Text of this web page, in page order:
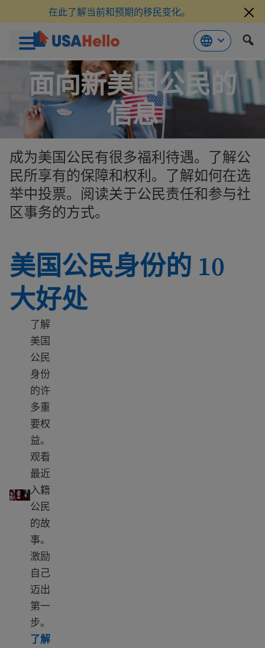
跳
在此了解当前和预期的移民变化。
面向新美国公民的
信息
成为美国公民有很多福利待遇。了解公
民所享有的保障和权利。了解如何在选
举中投票。阅读关于公民责任和参与社
区事务的方式。
美国公民身份的 10
大好处
美国公民身份的 10 大好处
了解
美国
公民
身份
的许
多重
要权
益。
观看
最近
入籍
公民
的故
事。
激励
自己
迈出
第一
步。
了解